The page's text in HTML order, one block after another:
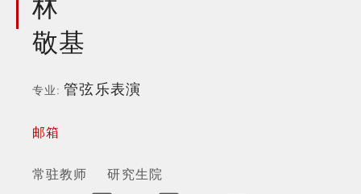
敬基
专业 管弦乐表演
邮箱
常驻教师
研究生院